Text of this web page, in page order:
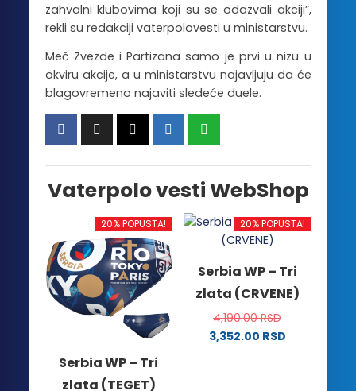
zahvalni klubovima koji su se odazvali akciji”,
rekli su redakciji vaterpolovesti u ministarstvu.
Meč Zvezde i Partizana samo je prvi u nizu u
okviru akcije, a u ministarstvu najavljuju da će
blagovremeno najaviti sledeće duele.
Vaterpolo vesti WebShop
20% POPUSTA!
Serbia WP – Tri
zlata (TEGET)
20% POPUSTA!
Serbia WP – Tri
zlata (CRVENE)
4,190.00RSD
3,352.00 RSD